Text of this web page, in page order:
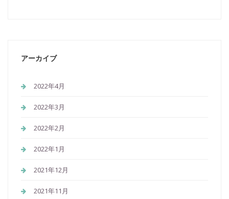
アーカイブ
2022年4月
2022年3月
2022年2月
2022年1月
2021年12月
2021年11月